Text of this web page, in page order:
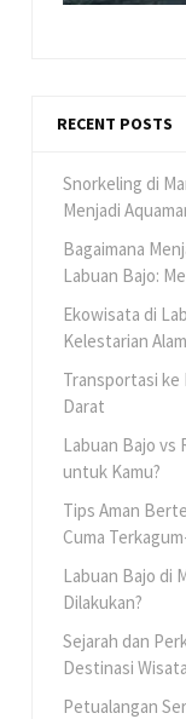
RECENT POSTS
Snorkeling di
Menjadi
Bagaimana
Labuan Bajo:
Ekowisata di
Kelestarian Alam
Transportasi ke
Darat
Labuan Bajo vs
untuk Kamu?
Tips Aman
Cuma
Labuan Bajo di
Dilakukan?
Sejarah dan
Destinasi
Petualangan